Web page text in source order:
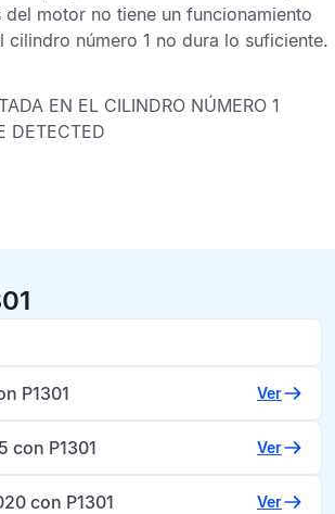
motor no tiene un funcionamiento
número 1 no dura lo suficiente.
EN EL CILINDRO NÚMERO 1
DETECTED
P1301 Ver
con P1301 Ver
con P1301 Ver